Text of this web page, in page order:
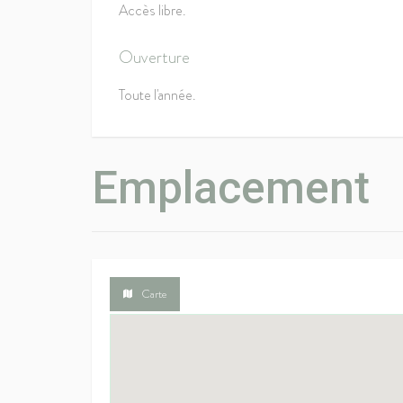
Accès libre.
Ouverture
Toute l'année.
Emplacement
Carte